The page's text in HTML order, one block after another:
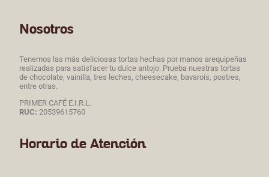
Nosotros
Tenemos las más deliciosas tortas hechas por manos arequipeñas
realizadas para satisfacer tu dulce antojo. Prueba nuestras tortas
de chocolate, vainilla, tres leches, cheesecake, bavarois, postres,
entre otras.
PRIMER CAFÉ E.I.R.L.
RUC: 20539615760
Horario de Atención